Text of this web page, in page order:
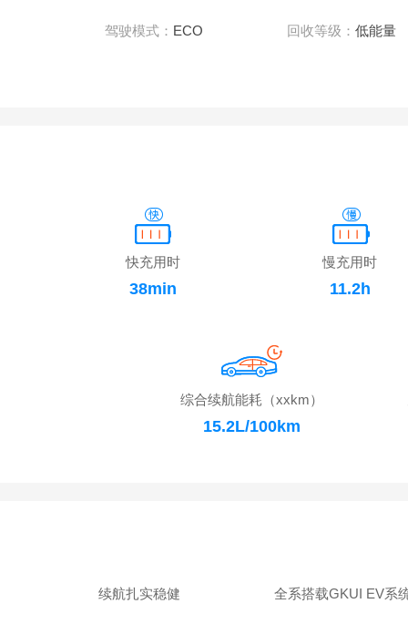
驾驶模式： ECO 回收等级： 低能量
快充用时
38min
慢充用时
11.2h
综合续航能耗（xxkm）
15.2L/100km
续航扎实稳健 全系搭载GKUI EV系